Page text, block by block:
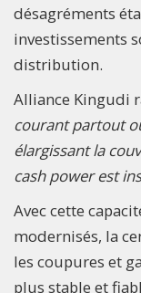
désagréments
investissements
distribution.
Alliance Kingudi
courant partout
élargissant la
cash power est
Avec cette
modernisés, la
les coupures et
plus stable et